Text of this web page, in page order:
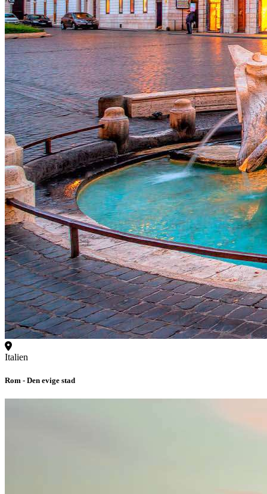
Italien
Rom - Den evige stad